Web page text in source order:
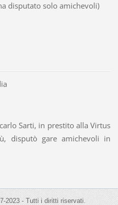
disputato solo amichevoli)
Sarti, in prestito alla Virtus
disputò gare amichevoli in
2023 - Tutti i diritti riservati.